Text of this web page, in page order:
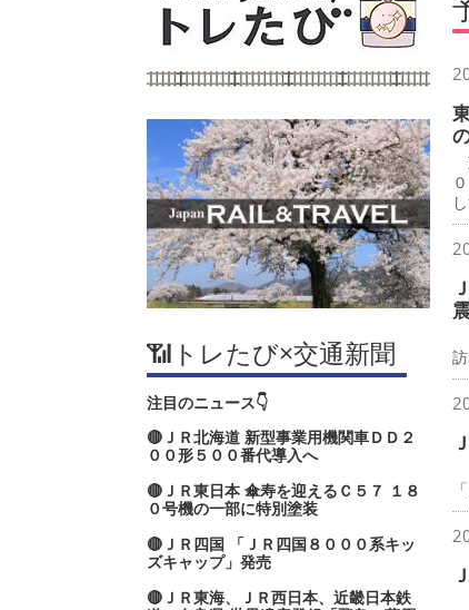
📶トレたび×交通新聞
注目のニュース👇
🔴ＪＲ北海道 新型事業用機関車ＤＤ２
００形５００番代導入へ
🔴ＪＲ東日本 傘寿を迎えるＣ５７ １８
０号機の一部に特別塗装
🔴ＪＲ四国 「ＪＲ四国８０００系キッ
ズキャップ」発売
🔴ＪＲ東海、ＪＲ西日本、近畿日本鉄